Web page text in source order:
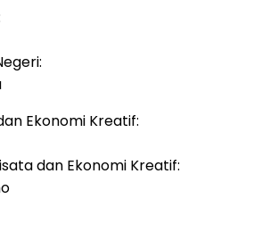
Ekonomi Kreatif:
dan Ekonomi Kreatif: